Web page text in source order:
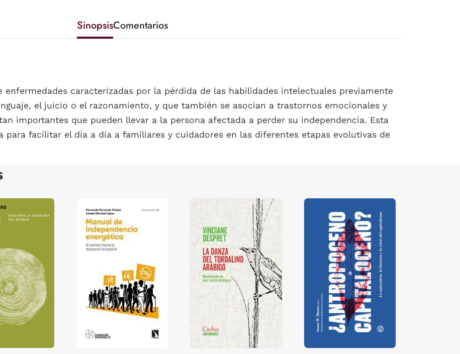
SinopsisComentarios
caracterizadas por la pérdida de las habilidades intelectuales previamente
el juicio o el razonamiento, y que también se asocian a trastornos emocionales y
importantes que pueden llevar a la persona afectada a perder su independencia. Esta
para facilitar el día a día a familiares y cuidadores en las diferentes etapas evolutivas de